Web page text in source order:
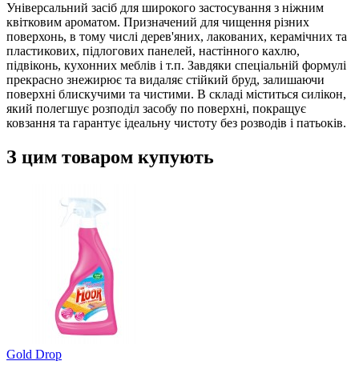
Універсальний засіб для широкого застосування з ніжним
квітковим ароматом. Призначений для чищення різних
поверхонь, в тому числі дерев'яних, лакованих, керамічних та
пластикових, підлогових панелей, настінного кахлю,
підвіконь, кухонних меблів і т.п. Завдяки спеціальній формулі
прекрасно знежирює та видаляє стійкий бруд, залишаючи
поверхні блискучими та чистими. В складі міститься силікон,
який полегшує розподіл засобу по поверхні, покращує
ковзання та гарантує ідеальну чистоту без розводів і патьоків.
З цим товаром купують
Gold Drop